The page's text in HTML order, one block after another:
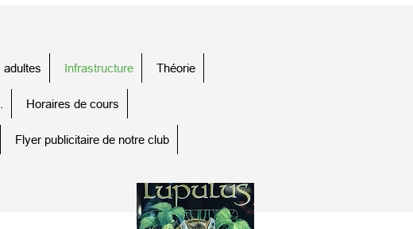
adultes Infrastructure Théorie
Horaires de cours
Flyer publicitaire de notre club